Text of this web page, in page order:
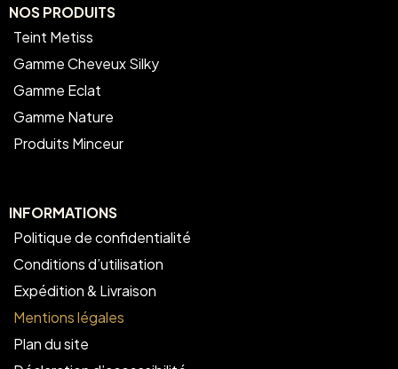
NOS PRODUITS
Teint Metiss
Gamme Cheveux Silky
Gamme Eclat
Gamme Nature
Produits Minceur
INFORMATIONS
Politique de confidentialité
Conditions d’utilisation
Expédition & Livraison
Mentions légales
Plan du site